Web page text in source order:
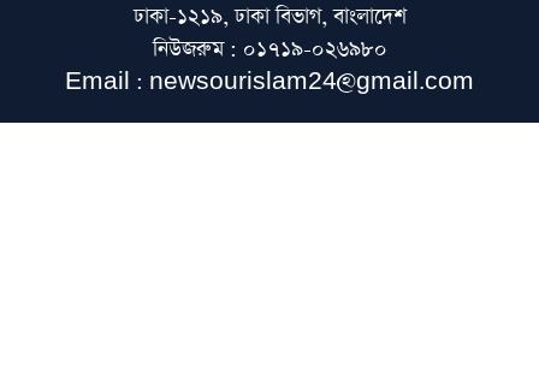
জুলাইয়ে সড়ক দুর্ঘটনায় সিলেট বিভাগে ৩১ জনের
ঢাকা-১২১৯, ঢাকা বিভাগ, বাংলাদেশ
নিউজরুম : ০১৭১৯-০২৬৯৮০
Email : newsourislam24@gmail.com